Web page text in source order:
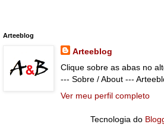
Arteeblog
Arteeblog
Clique sobre as abas no
--- Sobre / About ---
Ver meu perfil completo
Tecnologia do